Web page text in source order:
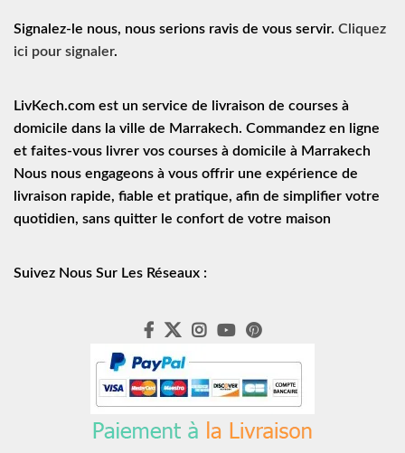
Signalez-le nous, nous serions ravis de vous servir. Cliquez
ici pour signaler.
LivKech.com est un service de
livraison de courses à
domicile dans la ville de Marrakech. Commandez en ligne
et faites-vous livrer vos courses à domicile à Marrakech
Nous nous engageons à vous offrir une expérience de
livraison rapide, fiable et pratique, afin de simplifier votre
quotidien, sans quitter le confort de votre maison
Suivez Nous Sur Les Réseaux :